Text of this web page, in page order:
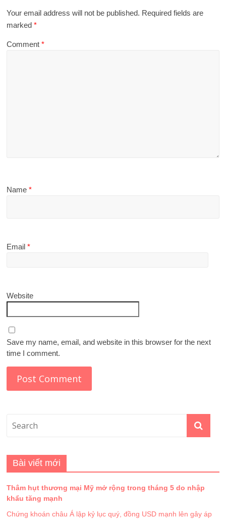
Your email address will not be published. Required fields are
marked*
Comment*
Name*
Email*
Website
Save my name, email, and website in this browser for the next
time I comment.
Bài viết mới
Thâm hụt thương mại Mỹ mở rộng trong tháng 5 do nhập
khẩu tăng mạnh
Chứng khoán châu Á lập kỷ lục quý, đồng USD mạnh lên gây áp